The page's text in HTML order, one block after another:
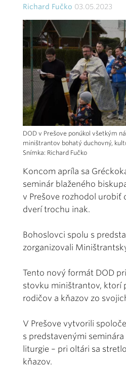
Richard Fučko 03.05.2023
DOD v Prešove ponúkol všetkým
miništrantov bohatý duchovný,
Snímka: Richard Fučko
Koncom apríla sa
seminár blaženého
v Prešove rozhodol urobiť
dverí trochu inak.
Bohoslovci spolu s
zorganizovali
Tento nový formát DOD
stovku miništrantov, ktorí
rodičov a kňazov zo
V Prešove vytvorili
s predstavenými
liturgie – pri oltári sa
kňazov.